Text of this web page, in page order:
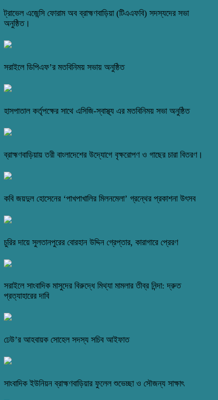
ট্রাভেল এজেন্সি ফোরাম অব ব্রাহ্মণবাড়িয়া (টিএএফবি) সদস্যদের সভা
অনুষ্ঠিত।
সরাইলে ডিপিএফ’র মতবিনিময় সভায় অনুষ্ঠিত
হাসপাতাল কর্তৃপক্ষের সাথে এসিজি-স্বাস্থ্য এর মতবিনিময় সভা অনুষ্ঠিত
ব্রাহ্মণবাড়িয়ায় তরী বাংলাদেশের উদ্যোগে বৃক্ষরোপণ ও গাছের চারা বিতরণ।
কবি জয়দুল হোসেনের ‘পাখপাখালির মিলনমেলা’ গ্রন্থের প্রকাশনা উৎসব
চুরির দায়ে সুলতানপুরের বোরহান উদ্দিন গ্রেপ্তার, কারাগারে প্রেরণ
সরাইলে সাংবাদিক মাসুদের বিরুদ্ধে মিথ্যা মামলার তীব্র নিন্দা: দ্রুত
প্রত্যাহারের দাবি
ঢেউ’র আহবায়ক সোহেল সদস্য সচিব আইফাত
সাংবাদিক ইউনিয়ন ব্রাহ্মণবাড়িয়ার ফুলেল শুভেচ্ছা ও সৌজন্য সাক্ষাৎ